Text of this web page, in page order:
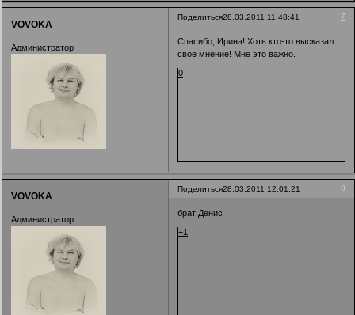
Поделиться 7
28.03.2011 11:48:41
VOVOKA
Администратор
Спасибо, Ирина! Хоть кто-то высказал
свое мнение! Мне это важно.
0
Поделиться 8
28.03.2011 12:01:21
VOVOKA
Администратор
брат Денис
+1